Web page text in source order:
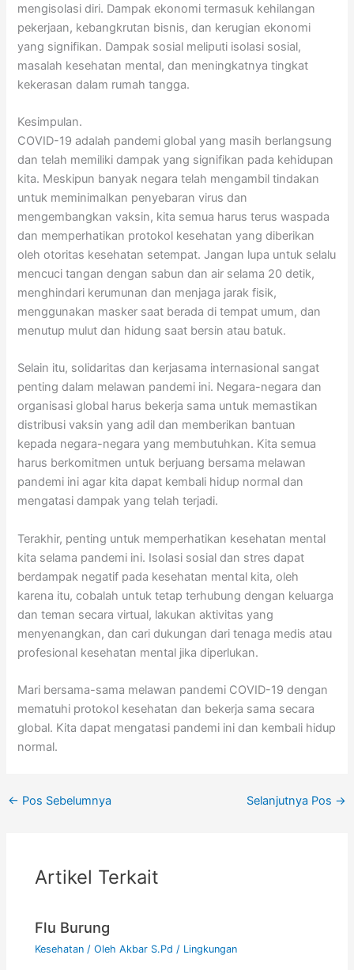
mengisolasi diri. Dampak ekonomi termasuk kehilangan
pekerjaan, kebangkrutan bisnis, dan kerugian ekonomi
yang signifikan. Dampak sosial meliputi isolasi sosial,
masalah kesehatan mental, dan meningkatnya tingkat
kekerasan dalam rumah tangga.
Kesimpulan.
COVID-19 adalah pandemi global yang masih berlangsung
dan telah memiliki dampak yang signifikan pada kehidupan
kita. Meskipun banyak negara telah mengambil tindakan
untuk meminimalkan penyebaran virus dan
mengembangkan vaksin, kita semua harus terus waspada
dan memperhatikan protokol kesehatan yang diberikan
oleh otoritas kesehatan setempat. Jangan lupa untuk selalu
mencuci tangan dengan sabun dan air selama 20 detik,
menghindari kerumunan dan menjaga jarak fisik,
menggunakan masker saat berada di tempat umum, dan
menutup mulut dan hidung saat bersin atau batuk.
Selain itu, solidaritas dan kerjasama internasional sangat
penting dalam melawan pandemi ini. Negara-negara dan
organisasi global harus bekerja sama untuk memastikan
distribusi vaksin yang adil dan memberikan bantuan
kepada negara-negara yang membutuhkan. Kita semua
harus berkomitmen untuk berjuang bersama melawan
pandemi ini agar kita dapat kembali hidup normal dan
mengatasi dampak yang telah terjadi.
Terakhir, penting untuk memperhatikan kesehatan mental
kita selama pandemi ini. Isolasi sosial dan stres dapat
berdampak negatif pada kesehatan mental kita, oleh
karena itu, cobalah untuk tetap terhubung dengan keluarga
dan teman secara virtual, lakukan aktivitas yang
menyenangkan, dan cari dukungan dari tenaga medis atau
profesional kesehatan mental jika diperlukan.
Mari bersama-sama melawan pandemi COVID-19 dengan
mematuhi protokol kesehatan dan bekerja sama secara
global. Kita dapat mengatasi pandemi ini dan kembali hidup
normal.
← Pos Sebelumnya Selanjutnya Pos →
Artikel Terkait
Flu Burung
Kesehatan / OlehAkbar S.Pd/ Lingkungan